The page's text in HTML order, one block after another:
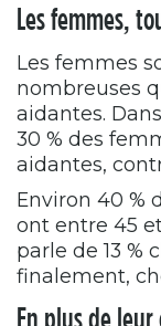
Les femmes,
Les femmes
nombreuses
aidantes.
30 % des
aidantes,
Environ 40 %
ont entre 45
parle de 13 %
finalement,
En plus de